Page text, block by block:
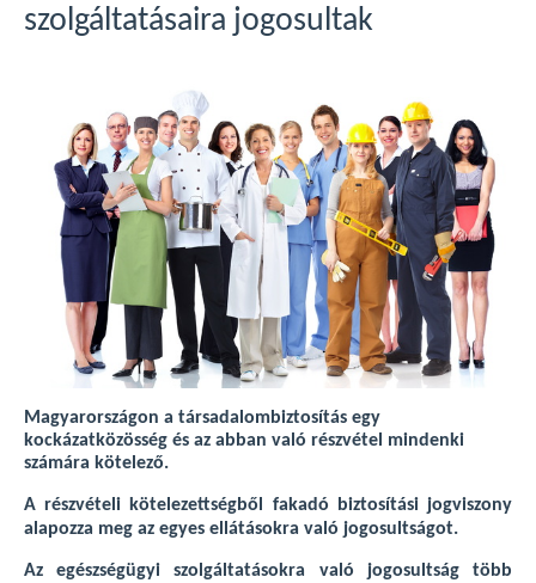
szolgáltatásaira jogosultak
Magyarországon a társadalombiztosítás egy
kockázatközösség és az abban való részvétel mindenki
számára kötelező.
A részvételi kötelezettségből fakadó biztosítási jogviszony
alapozza meg az egyes ellátásokra való jogosultságot.
Az egészségügyi szolgáltatásokra való jogosultság több